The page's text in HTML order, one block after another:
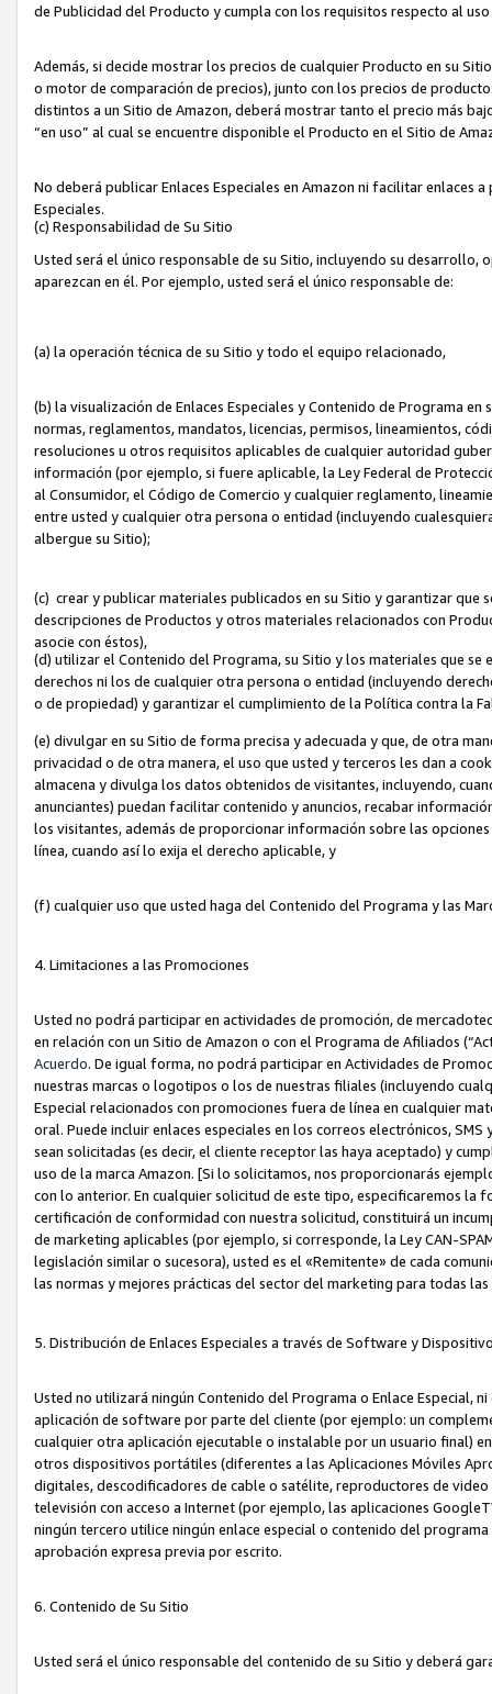
de Publicidad del Producto y cumpla con los requisitos respecto al uso
Además, si decide mostrar los precios de cualquier Producto en su
o motor de comparación de precios), junto con los precios de
distintos a un Sitio de Amazon, deberá mostrar tanto el precio más
“en uso” al cual se encuentre disponible el Producto en el Sitio de
No deberá publicar Enlaces Especiales en Amazon ni facilitar enlaces
Especiales.
(c) Responsabilidad de Su Sitio
Usted será el único responsable de su Sitio, incluyendo su
aparezcan en él. Por ejemplo, usted será el único responsable de:
(a) la operación técnica de su Sitio y todo el equipo relacionado,
(b) la visualización de Enlaces Especiales y Contenido de Programa
normas, reglamentos, mandatos, licencias, permisos, lineamientos,
resoluciones u otros requisitos aplicables de cualquier autoridad
información (por ejemplo, si fuere aplicable, la Ley Federal de
al Consumidor, el Código de Comercio y cualquier reglamento,
entre usted y cualquier otra persona o entidad (incluyendo
albergue su Sitio);
(c) crear y publicar materiales publicados en su Sitio y garantizar que
descripciones de Productos y otros materiales relacionados con
asocie con éstos),
(d) utilizar el Contenido del Programa, su Sitio y los materiales que se
derechos ni los de cualquier otra persona o entidad (incluyendo
o de propiedad) y garantizar el cumplimiento de la Política contra la
(e) divulgar en su Sitio de forma precisa y adecuada y que, de otra
privacidad o de otra manera, el uso que usted y terceros les dan a
almacena y divulga los datos obtenidos de visitantes, incluyendo,
anunciantes) puedan facilitar contenido y anuncios, recabar
los visitantes, además de proporcionar información sobre las
línea, cuando así lo exija el derecho aplicable, y
(f) cualquier uso que usted haga del Contenido del Programa y las
4. Limitaciones a las Promociones
Usted no podrá participar en actividades de promoción, de
en relación con un Sitio de Amazon o con el Programa de Afiliados
Acuerdo. De igual forma, no podrá participar en Actividades de
nuestras marcas o logotipos o los de nuestras filiales (incluyendo
Especial relacionados con promociones fuera de línea en cualquier
oral. Puede incluir enlaces especiales en los correos electrónicos,
sean solicitadas (es decir, el cliente receptor las haya aceptado) y
uso de la marca Amazon. [Si lo solicitamos, nos proporcionarás
con lo anterior. En cualquier solicitud de este tipo, especificaremos
certificación de conformidad con nuestra solicitud, constituirá un
de marketing aplicables (por ejemplo, si corresponde, la Ley CAN-
legislación similar o sucesora), usted es el «Remitente» de cada
las normas y mejores prácticas del sector del marketing para todas
5. Distribución de Enlaces Especiales a través de Software y
Usted no utilizará ningún Contenido del Programa o Enlace Especial,
aplicación de software por parte del cliente (por ejemplo: un
cualquier otra aplicación ejecutable o instalable por un usuario final)
otros dispositivos portátiles (diferentes a las Aplicaciones Móviles
digitales, descodificadores de cable o satélite, reproductores de
televisión con acceso a Internet (por ejemplo, las aplicaciones
ningún tercero utilice ningún enlace especial o contenido del
aprobación expresa previa por escrito.
6. Contenido de Su Sitio
Usted será el único responsable del contenido de su Sitio y deberá